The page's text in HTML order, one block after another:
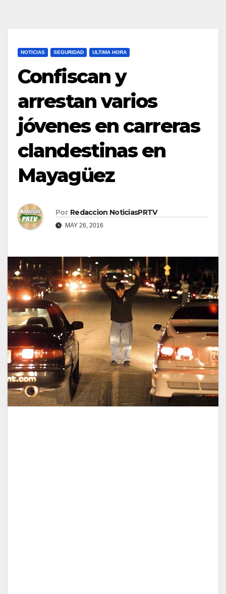
NOTICIAS SEGURIDAD ULTIMA HORA
Confiscan y
arrestan varios
jóvenes en carreras
clandestinas en
Mayagüez
Por Redaccion NoticiasPRTV
MAY 26, 2016